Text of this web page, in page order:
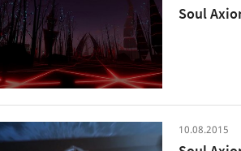
Soul
10.08.2015